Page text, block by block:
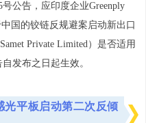
公告，应印度企业Greenply
国的铰链反规避案启动新出口
Private Limited）是否适用
发布之日起生效。
光平板启动第二次反倾